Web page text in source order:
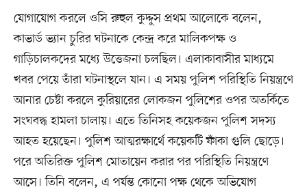
যোগাযোগ করলে ওসি রুহুল কুদ্দুস প্রথম আলোকে বলেন,
কাভার্ড ভ্যান চুরির ঘটনাকে কেন্দ্র করে মালিকপক্ষ ও
গাড়িচালকদের মধ্যে উত্তেজনা চলছিল। এলাকাবাসীর মাধ্যমে
খবর পেয়ে তাঁরা ঘটনাস্থলে যান। এ সময় পুলিশ পরিস্থিতি নিয়ন্ত্রণে
আনার চেষ্টা করলে কুরিয়ারের লোকজন পুলিশের ওপর অতর্কিতে
সংঘবদ্ধ হামলা চালায়। এতে তিনিসহ কয়েকজন পুলিশ সদস্য
আহত হয়েছেন। পুলিশ আত্মরক্ষার্থে কয়েকটি ফাঁকা গুলি ছোড়ে।
পরে অতিরিক্ত পুলিশ মোতায়েন করার পর পরিস্থিতি নিয়ন্ত্রণে
আসে। তিনি বলেন, এ পর্যন্ত কোনো পক্ষ থেকে অভিযোগ